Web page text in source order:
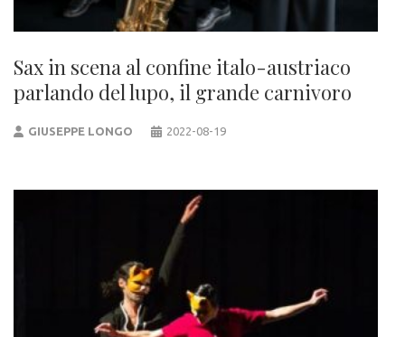
Sax in scena al confine italo-austriaco
parlando del lupo, il grande carnivoro
GIUSEPPE LONGO 2022-08-19